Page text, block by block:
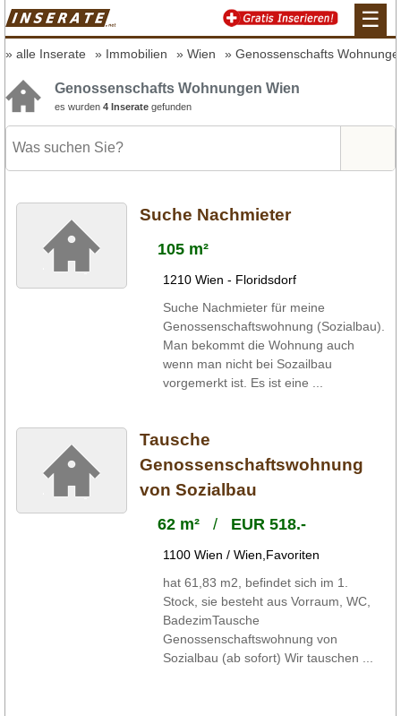
☰
alle Inserate Immobilien Wien Genossenschafts
Genossenschafts Wohnungen Wien
es wurden 4 Inserate gefunden
Suche Nachmieter
105 m²
1210 Wien - Floridsdorf
Suche Nachmieter für meine
Genossenschaftswohnung (Sozialbau).
Man bekommt die Wohnung auch
wenn man nicht bei Sozailbau
vorgemerkt ist. Es ist eine ...
Tausche
Genossenschaftswohnung
von Sozialbau
62 m²/ EUR 518.-
1100 Wien / Wien,Favoriten
hat 61,83 m2, befindet sich im 1.
Stock, sie besteht aus Vorraum, WC,
BadezimTausche
Genossenschaftswohnung von
Sozialbau (ab sofort) Wir tauschen ...